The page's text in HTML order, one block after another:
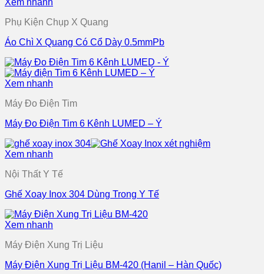
Phụ Kiện Chụp X Quang
Áo Chì X Quang Có Cổ Dày 0.5mmPb
Xem nhanh
Máy Đo Điện Tim
Máy Đo Điện Tim 6 Kênh LUMED – Ý
Xem nhanh
Nội Thất Y Tế
Ghế Xoay Inox 304 Dùng Trong Y Tế
Xem nhanh
Máy Điện Xung Trị Liệu
Máy Điện Xung Trị Liệu BM-420 (Hanil – Hàn Quốc)